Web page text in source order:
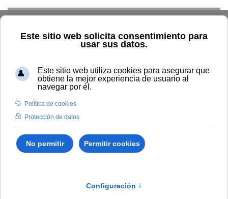
Inicio Estudiar Oferta académica
Publicaciones
Ciencias Sociales
Cambios sociales y perspectivas de la
Mediación y Conflictología
Cambios sociales y
mediación para el siglo